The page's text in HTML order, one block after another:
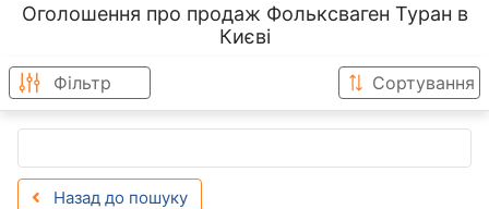
Оголошення про продаж Фольксваген Туран в
Києві
Фільтр Сортування
Назад до пошуку